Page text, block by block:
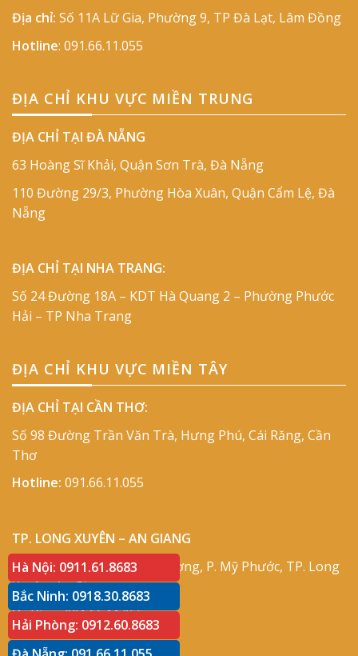
Địa chỉ: Số 11A Lữ Gia, Phường 9, TP Đà Lạt, Lâm Đồng
Hotline: 091.66.11.055
ĐỊA CHỈ KHU VỰC MIỀN TRUNG
ĐỊA CHỈ TẠI ĐÀ NẴNG
63 Hoàng Sĩ Khải, Quận Sơn Trà, Đà Nẵng
110 Đường 29/3, Phường Hòa Xuân, Quận Cẩm Lệ, Đà
Nẵng
ĐỊA CHỈ TẠI NHA TRANG:
Số 24 Đường 18A – KDT Hà Quang 2 – Phường Phước
Hải – TP Nha Trang
ĐỊA CHỈ KHU VỰC MIỀN TÂY
ĐỊA CHỈ TẠI CẦN THƠ:
Số 98 Đường Trần Văn Trà, Hưng Phú, Cái Răng, Cần
Thơ
Hotline: 091.66.11.055
TP. LONG XUYÊN – AN GIANG
Địa chỉ: Số 417 Phạm Cự Lượng, P. Mỹ Phước, TP. Long
Xuyên, An Giang
Hotline:091.66.11.055
Hà Nội: 0911.61.8683
Bắc Ninh: 0918.30.8683
Hải Phòng: 0912.60.8683